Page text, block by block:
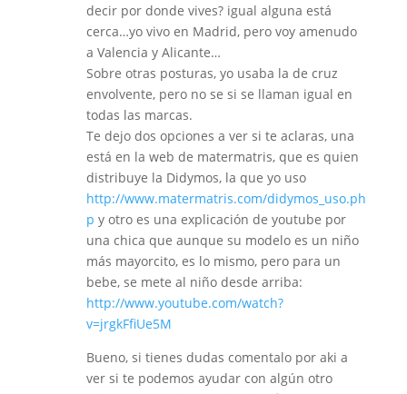
decir por donde vives? igual alguna está
cerca…yo vivo en Madrid, pero voy amenudo
a Valencia y Alicante…
Sobre otras posturas, yo usaba la de cruz
envolvente, pero no se si se llaman igual en
todas las marcas.
Te dejo dos opciones a ver si te aclaras, una
está en la web de matermatris, que es quien
distribuye la Didymos, la que yo uso
http://www.matermatris.com/didymos_uso.ph
p y otro es una explicación de youtube por
una chica que aunque su modelo es un niño
más mayorcito, es lo mismo, pero para un
bebe, se mete al niño desde arriba:
http://www.youtube.com/watch?
v=jrgkFfiUe5M
Bueno, si tienes dudas comentalo por aki a
ver si te podemos ayudar con algún otro